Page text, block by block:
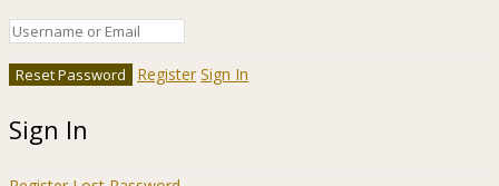
Register Sign In
Sign In